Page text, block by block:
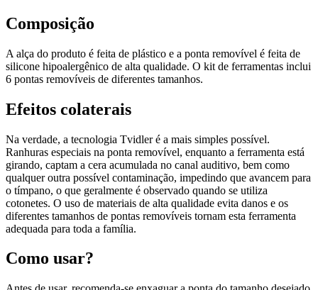
Composição
A alça do produto é feita de plástico e a ponta removível é feita de
silicone hipoalergênico de alta qualidade. O kit de ferramentas inclui
6 pontas removíveis de diferentes tamanhos.
Efeitos colaterais
Na verdade, a tecnologia Tvidler é a mais simples possível.
Ranhuras especiais na ponta removível, enquanto a ferramenta está
girando, captam a cera acumulada no canal auditivo, bem como
qualquer outra possível contaminação, impedindo que avancem para
o tímpano, o que geralmente é observado quando se utiliza
cotonetes. O uso de materiais de alta qualidade evita danos e os
diferentes tamanhos de pontas removíveis tornam esta ferramenta
adequada para toda a família.
Como usar?